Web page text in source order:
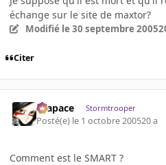
échange sur le site de maxtor?
Modifié le 30 septembre 2005
Citer
Krapace Stormtrooper
Posté(e) le 1 octobre 200520 a
Comment est le SMART ?